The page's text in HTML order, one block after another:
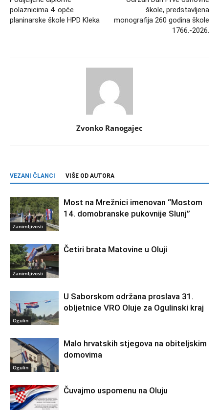
polaznicima 4. opće
planinarske škole HPD Kleka
škole, predstavljena
monografija 260 godina škole
1766.-2026.
Zvonko Ranogajec
VEZANI ČLANCI VIŠE OD AUTORA
Zanimljivosti
Most na Mrežnici imenovan “Mostom
14. domobranske pukovnije Slunj”
Zanimljivosti
Četiri brata Matovine u Oluji
Ogulin
U Saborskom održana proslava 31.
obljetnice VRO Oluje za Ogulinski kraj
Ogulin
Malo hrvatskih stjegova na obiteljskim
domovima
Čuvajmo uspomenu na Oluju